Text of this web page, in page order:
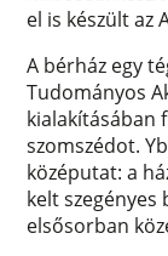
el is készült az
A bérház egy
Tudományos
kialakításában
szomszédot.
középutat: a
kelt szegényes
elsősorban